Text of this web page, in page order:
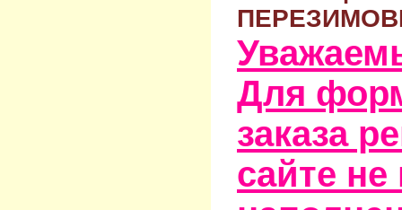
Для
заказа
сайте